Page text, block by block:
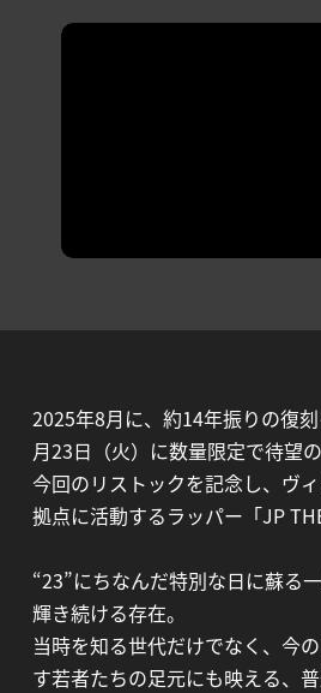
2025年8月に、約14年振りの復
月23日（火）に数量限定で待望の
今回のリストックを記念し、ヴ
拠点に活動するラッパー「JP
“23”にちなんだ特別な日に蘇る
輝き続ける存在。
当時を知る世代だけでなく、今
す若者たちの足元にも映える、